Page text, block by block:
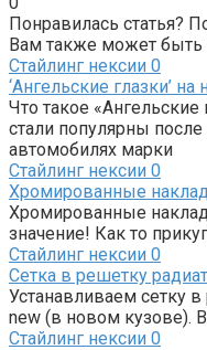
Понравилась статья?
Вам также может быть
Стайлинг нексии 0
‘Ангельские глазки’ на
Что такое «Ангельские
стали популярны
автомобилях марки
Стайлинг нексии 0
Хромированные
Хромированные
значение! Как то
Стайлинг нексии 0
Сетка в решетку
Устанавливаем сетку
new (в новом кузове).
Стайлинг нексии 0